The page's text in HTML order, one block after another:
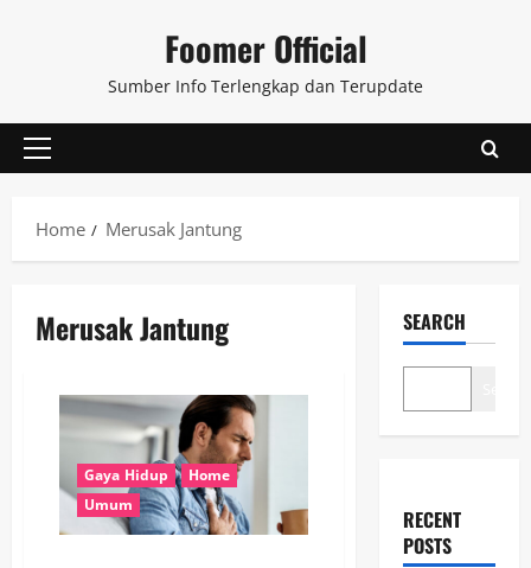
Foomer Official
Sumber Info Terlengkap dan Terupdate
Primary
Home
Merusak Jantung
Merusak Jantung
Gaya Hidup
Home
Umum
SEARCH
RECENT
POSTS